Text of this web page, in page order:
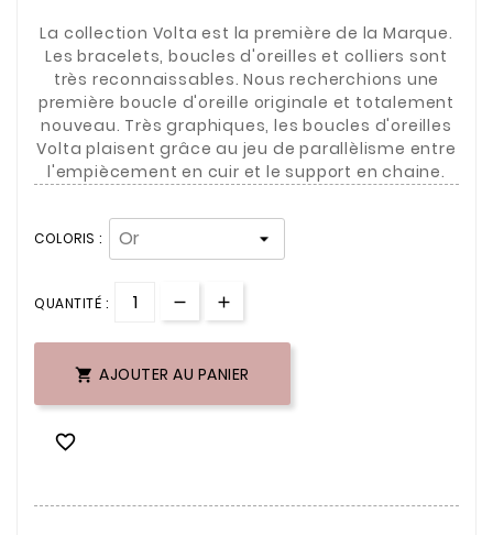
La collection Volta est la première de la Marque.
Les bracelets, boucles d'oreilles et colliers sont
très reconnaissables. Nous recherchions une
première boucle d'oreille originale et totalement
nouveau. Très graphiques, les boucles d'oreilles
Volta plaisent grâce au jeu de parallèlisme entre
l'empiècement en cuir et le support en chaine.
COLORIS :
QUANTITÉ :
 AJOUTER AU PANIER
